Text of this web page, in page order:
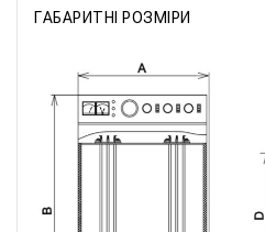
ГАБАРИТНІ РОЗМІРИ